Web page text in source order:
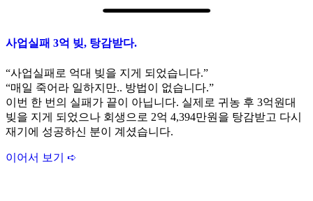
사업실패 3억 빚, 탕감받다.
“사업실패로 억대 빚을 지게 되었습니다.”
“매일 죽어라 일하지만.. 방법이 없습니다.”
이번 한 번의 실패가 끝이 아닙니다. 실제로 귀농 후 3억원대
빚을 지게 되었으나 회생으로 2억 4,394만원을 탕감받고 다시
재기에 성공하신 분이 계셨습니다.
이어서 보기 ➪